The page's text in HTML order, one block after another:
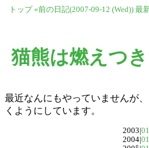
トップ «前の日記(2007-09-12 (Wed)) 最
猫熊は燃えつ
最近なんにもやっていませんが
くようにしています。
2003|01
2004|01